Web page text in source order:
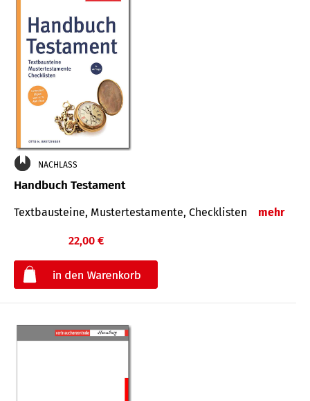
NACHLASS
Handbuch Testament
Textbausteine, Mustertestamente, Checklisten mehr
22,00 €